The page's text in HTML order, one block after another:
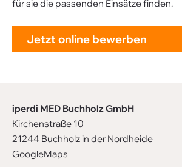
für sie die passenden Einsätze finden.
Jetzt online bewerben
iperdi MED Buchholz GmbH
Kirchenstraße 10
21244 Buchholz in der Nordheide
GoogleMaps